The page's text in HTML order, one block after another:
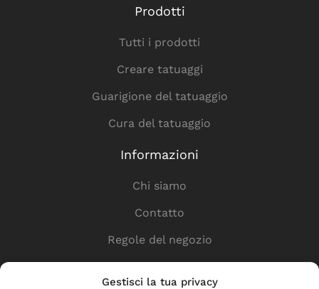
Gestisci la tua privacy
Prodotti
Tutti i prodotti
Creare tatuaggi
Guarigione del tatuaggio
Cura del tatuaggio
Informazioni
Chi siamo
Contatto
Regole del negozio
Informativa sulla privacy